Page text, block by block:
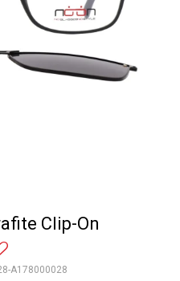
Clip-On
A178000028